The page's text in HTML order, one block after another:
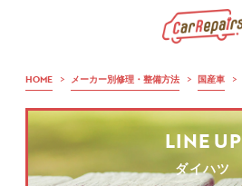
HOME > メーカー別修理・整備方法 > 国産車 >
LINE UP
ダイハツ